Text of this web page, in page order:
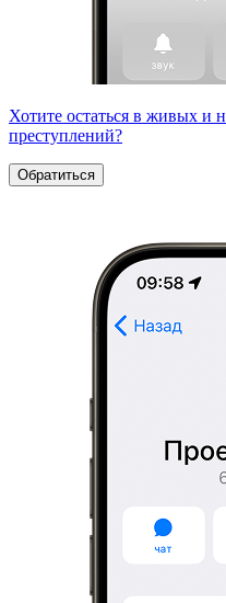
Хотите остаться в живых и
преступлений?
Обратиться